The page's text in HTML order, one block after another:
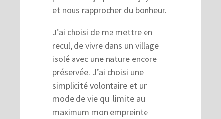
et nous rapprocher du bonheur.
J’ai choisi de me mettre en
recul, de vivre dans un village
isolé avec une nature encore
préservée. J’ai choisi une
simplicité volontaire et un
mode de vie qui limite au
maximum mon empreinte